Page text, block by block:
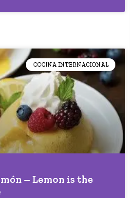
COCINA INTERNACIONAL
– Lemon is the